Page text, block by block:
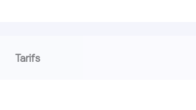
Tarifs